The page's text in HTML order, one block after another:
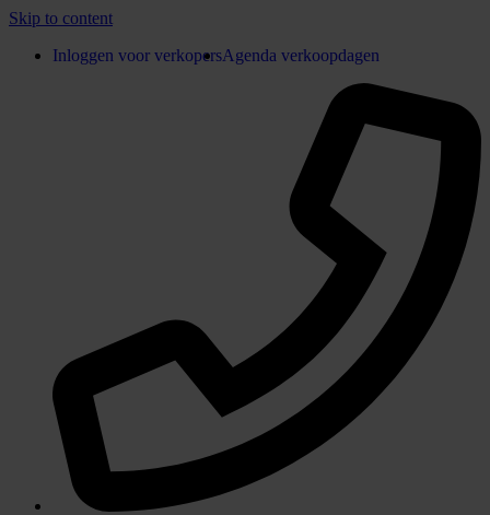
Skip to content
Inloggen voor verkopersAgenda verkoopdagen